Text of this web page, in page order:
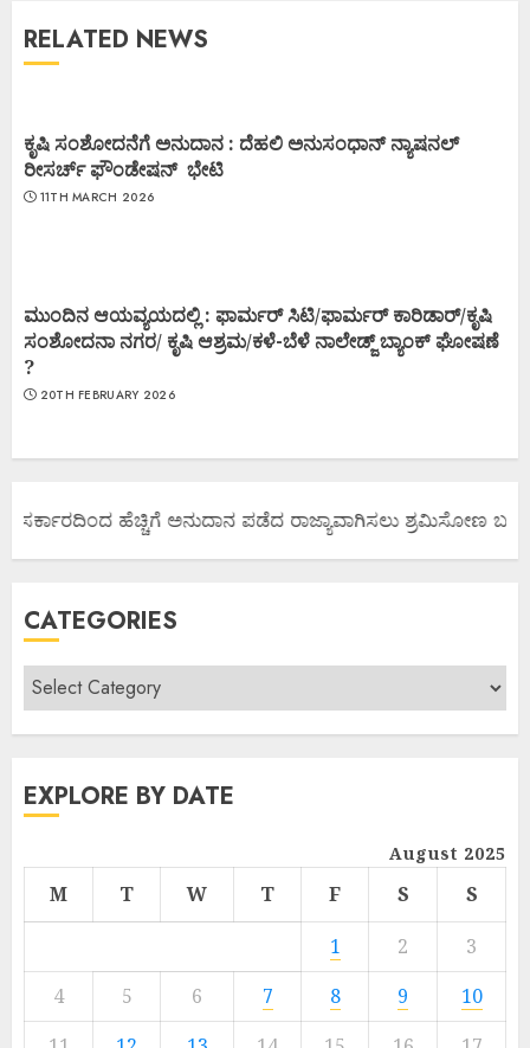
RELATED NEWS
ಕೃಷಿ ಸಂಶೋದನೆಗೆ ಅನುದಾನ : ದೆಹಲಿ ಅನುಸಂಧಾನ್ ನ್ಯಾಷನಲ್
ರೀಸರ್ಚ್ ಫೌಂಡೇಷನ್ ಭೇಟಿ
11TH MARCH 2026
ಮುಂದಿನ ಆಯವ್ಯಯದಲ್ಲಿ : ಫಾರ್ಮರ್ ಸಿಟಿ/ಫಾರ್ಮರ್ ಕಾರಿಡಾರ್/ಕೃಷಿ
ಸಂಶೋದನಾ ನಗರ/ ಕೃಷಿ ಆಶ್ರಮ/ಕಳೆ-ಬೆಳೆ ನಾಲೇಡ್ಜ್ ಬ್ಯಾಂಕ್ ಘೋಷಣೆ
?
20TH FEBRUARY 2026
ಸರ್ಕಾರದಿಂದ ಹೆಚ್ಚಿಗೆ ಅನುದಾನ ಪಡೆದ ರಾಜ್ಯಾವಾಗಿಸಲು ಶ್ರಮಿಸೋಣ ಬನ್ನಿ.
CATEGORIES
EXPLORE BY DATE
August 2025
M T W T F S
S
1
2
3
4
5 6 7 8 9
10